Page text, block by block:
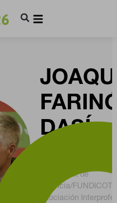
DASÍ
Universitat de
València/FUNDICOT -
Asociación